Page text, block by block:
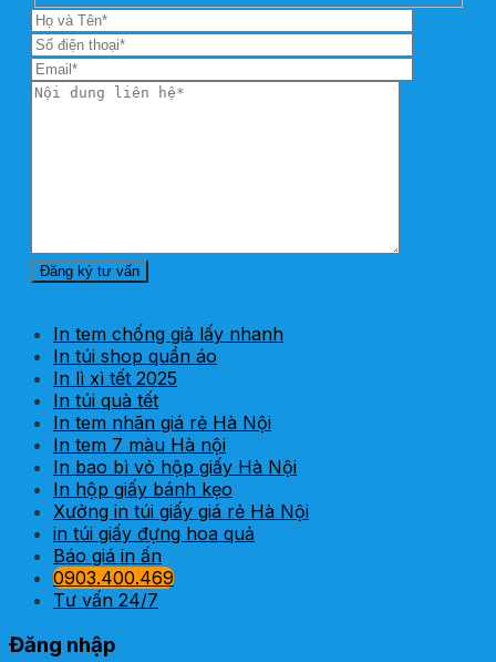
In tem chống giả lấy nhanh
In túi shop quần áo
In lì xì tết 2025
In túi quà tết
In tem nhãn giá rẻ Hà Nội
In tem 7 màu Hà nội
In bao bì vỏ hộp giấy Hà Nội
In hộp giấy bánh kẹo
Xưởng in túi giấy giá rẻ Hà Nội
in túi giấy đựng hoa quả
Báo giá in ấn
0903.400.469
Tư vấn 24/7
Đăng nhập